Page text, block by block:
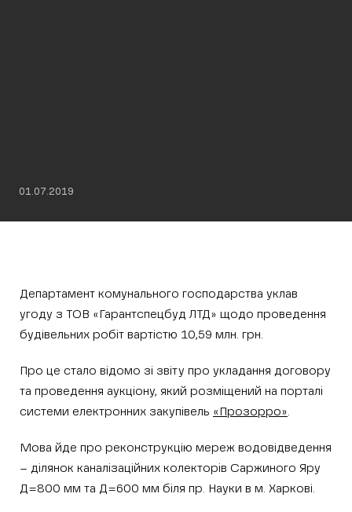
01.07.2019
Департамент комунального господарства уклав
угоду з ТОВ «Гарантспецбуд ЛТД» щодо проведення
будівельних робіт вартістю 10,59 млн. грн.
Про це стало відомо зі звіту про укладання договору
та проведення аукціону, який розміщений на порталі
системи електронних закупівель «Прозорро».
Мова йде про реконструкцію мереж водовідведення
– ділянок каналізаційних колекторів Саржиного Яру
Д=800 мм та Д=600 мм біля пр. Науки в м. Харкові.